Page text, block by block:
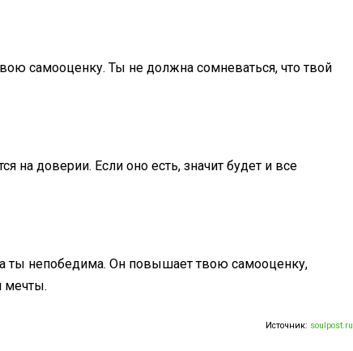
самооценку. Ты не должна сомневаться, что твой
на доверии. Если оно есть, значит будет и все
ты непобедима. Он повышает твою самооценку,
мечты.
Источник: soulpost.ru